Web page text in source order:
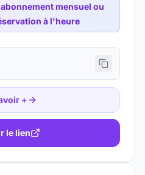
mensuel ou
à l'heure
+
le lien